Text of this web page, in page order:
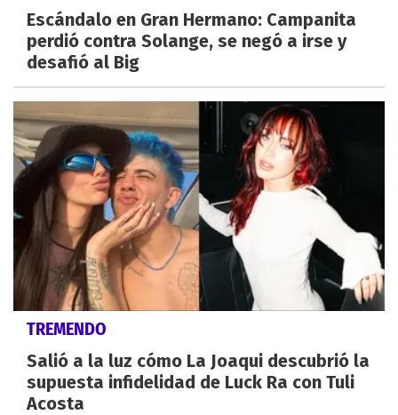
Escándalo en Gran Hermano: Campanita
perdió contra Solange, se negó a irse y
desafió al Big
TREMENDO
Salió a la luz cómo La Joaqui descubrió la
supuesta infidelidad de Luck Ra con Tuli
Acosta